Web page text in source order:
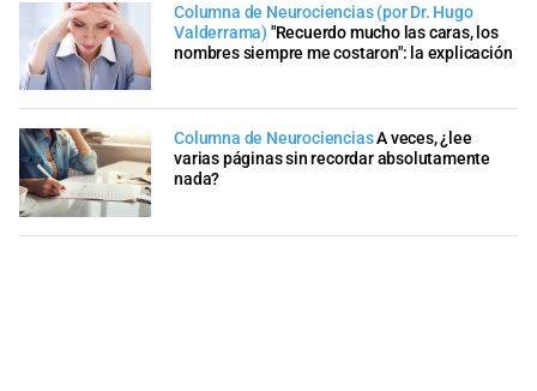
Columna de Neurociencias (por Dr. Hugo
Valderrama) "Recuerdo mucho las caras, los
nombres siempre me costaron": la explicación
Columna de NeurocienciasA veces, ¿lee
varias páginas sin recordar absolutamente
nada?